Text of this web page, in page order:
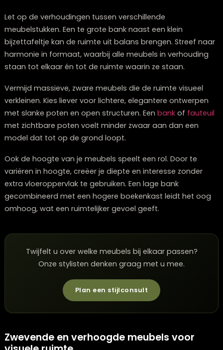
Slim spelen met verhoudingen en
Bij het inrichten van een klein appartement zijn
wereld van verschil. Kies voor compacte meubels die
speciaal ontworpen zijn voor kleine ruimtes, in plaats
standaardformaat meubels die de ruimte kunnen
overheersen.
Let op de verhoudingen tussen verschillende
meubelstukken. Een te grote bank naast een klein
bijzettafeltje kan de ruimte uit balans brengen. Streef
harmonie in formaat, waarbij alle meubels in
staan tot elkaar én tot de ruimte waarin ze staan.
Vermijd massieve, zware meubels die de ruimte
verkleinen. Kies liever voor lichtere, elegantere
met slanke poten en open structuren. Eenbank
model dat tot op de grond loopt.
Ook de hoogte van je meubels speelt een rol. Door te
extra vloeroppervlak te gebruiken. Een lage bank